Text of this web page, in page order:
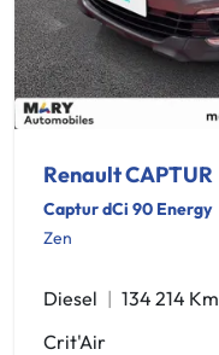
Renault CAPTUR
Captur dCi 90 Energy
Zen
Diesel 134 214 Km
Crit'Air